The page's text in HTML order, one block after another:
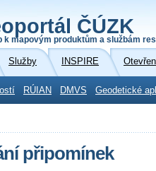
ČÚZK
k mapovým produktům a službám
Služby INSPIRE
RÚIAN DMVS Geodetické
připomínek